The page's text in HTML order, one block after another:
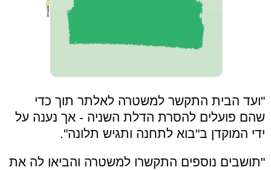
"ועד הבית התקשר למשטרה לאלתר תוך כדי
שהם פועלים להסרת הדלת השניה - אך נענה על
ידי המוקדן ב"בוא לתחנה ותגיש תלונה".
"תושבים נוספים התקשרו למשטרה והביאו לה את